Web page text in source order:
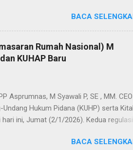
laporan polisi tertanggal 4
sejak awal, baik dalam penentuan
yang dinilai melampaui
kewenangan sebagai advokat melalui
(P3HI) oleh Wijiono, S.H., selaku
BACA
Rumah Nasional) M
KUHAP Baru
M Syawali P, SE , MM. CEO
Hukum Pidana (KUHP) serta
ini, Jumat (2/1/2026). Kedua regulasi
Rumah Nasional) M Syawali P, SE.,
BACA